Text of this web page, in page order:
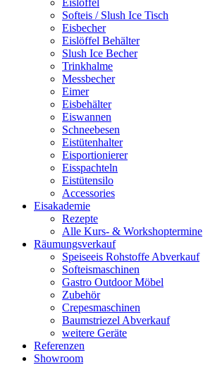
Softeis / Slush Ice Tisch
Eisbecher
Eislöffel Behälter
Slush Ice Becher
Trinkhalme
Messbecher
Eimer
Eisbehälter
Eiswannen
Schneebesen
Eistütenhalter
Eisportionierer
Eisspachteln
Eistütensilo
Accessories
Eisakademie
Rezepte
Alle Kurs- & Workshoptermine
Räumungsverkauf
Speiseeis Rohstoffe Abverkauf
Softeismaschinen
Gastro Outdoor Möbel
Zubehör
Crepesmaschinen
Baumstriezel Abverkauf
weitere Geräte
Referenzen
Showroom